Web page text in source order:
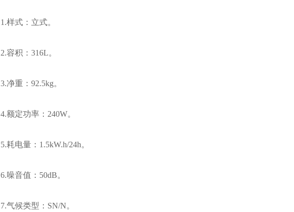
1.样式：立式。
2.容积：316L。
3.净重：92.5kg。
4.额定功率：240W。
5.耗电量：1.5kW.h/24h。
6.噪音值：50dB。
7.气候类型：SN/N。